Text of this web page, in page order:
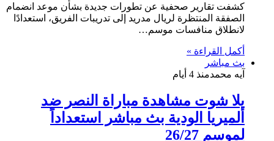
كشفت تقارير صحفية عن تطورات جديدة بشأن موعد انضمام
الصفقة المنتظرة لريال مدريد إلى تدريبات الفريق، استعدادًا
لانطلاق منافسات موسم…
أكمل القراءة »
بث مباشر
آيه محمدمنذ 4 أيام
يلا شوت مشاهدة مباراة النصر ضد
ألميريا الودية بث مباشر استعداداً
لموسم 26/27